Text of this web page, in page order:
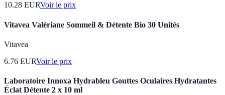
10.28 EURVoir le prix
Vitavea Valériane Sommeil & Détente Bio 30 Unités
Vitavea
6.76 EURVoir le prix
Laboratoire Innoxa Hydrableu Gouttes Oculaires Hydratantes
Éclat Détente 2 x 10 ml